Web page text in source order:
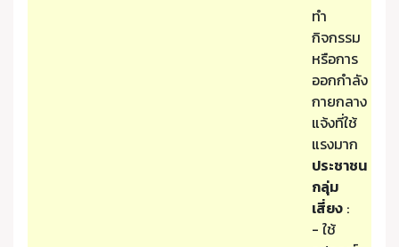
ทำ
กิจกรรม
หรือการ
ออกกำลัง
กายกลาง
แจ้งที่ใช้
แรงมาก
ประชาชน
กลุ่ม
เสี่ยง :
- ใช้